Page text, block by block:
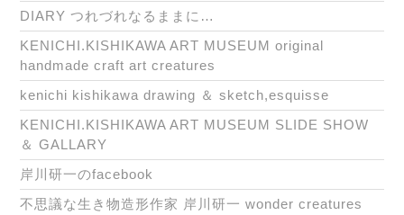
DIARY つれづれなるままに…
KENICHI.KISHIKAWA ART MUSEUM original
handmade craft art creatures
kenichi kishikawa drawing ＆ sketch,esquisse
KENICHI.KISHIKAWA ART MUSEUM SLIDE SHOW
＆ GALLARY
岸川研一のfacebook
不思議な生き物造形作家 岸川研一 wonder creatures